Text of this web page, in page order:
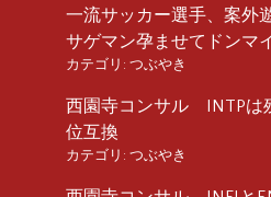
一流サッカー選手、案外
サゲマン孕ませてドンマ
カテゴリ: つぶやき
西園寺コンサル INTPは
位互換
カテゴリ: つぶやき